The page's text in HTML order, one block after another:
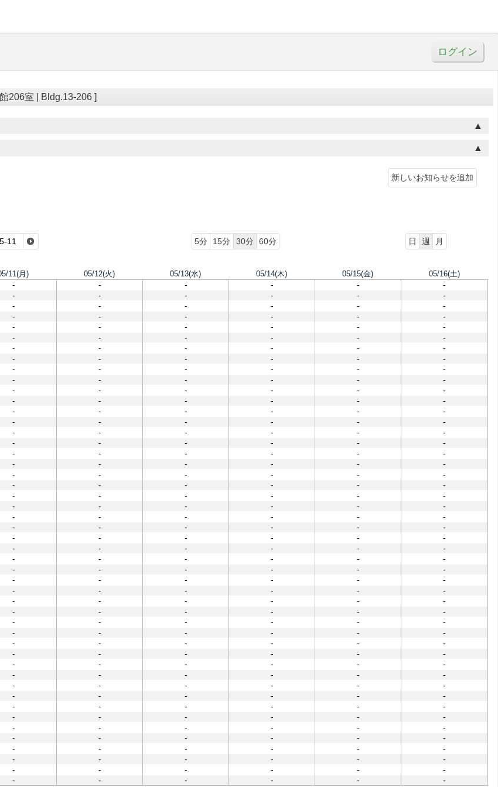
ログイン
206室 | Bldg.13-206 ]
新しいお知らせを追加
5分 15分 30分 60分 日 週 月
11(月) 05/12(火) 05/13(水) 05/14(木) 05/15(金) 05/16(土)
- - - - -
-
- - - - -
-
- - - - -
-
- - - - -
-
- - - - -
-
- - - - -
-
- - - - -
-
- - - - -
-
- - - - -
-
- - - - -
-
- - - - -
-
- - - - -
-
- - - - -
-
- - - - -
-
- - - - -
-
- - - - -
-
- - - - -
-
- - - - -
-
- - - - -
-
- - - - -
-
- - - - -
-
- - - - -
-
- - - - -
-
- - - - -
-
- - - - -
-
- - - - -
-
- - - - -
-
- - - - -
-
- - - - -
-
- - - - -
-
- - - - -
-
- - - - -
-
- - - - -
-
- - - - -
-
- - - - -
-
- - - - -
-
- - - - -
-
- - - - -
-
- - - - -
-
- - - - -
-
- - - - -
-
- - - - -
-
- - - - -
-
- - - - -
-
- - - - -
-
- - - - -
-
- - - - -
-
- - - - - -